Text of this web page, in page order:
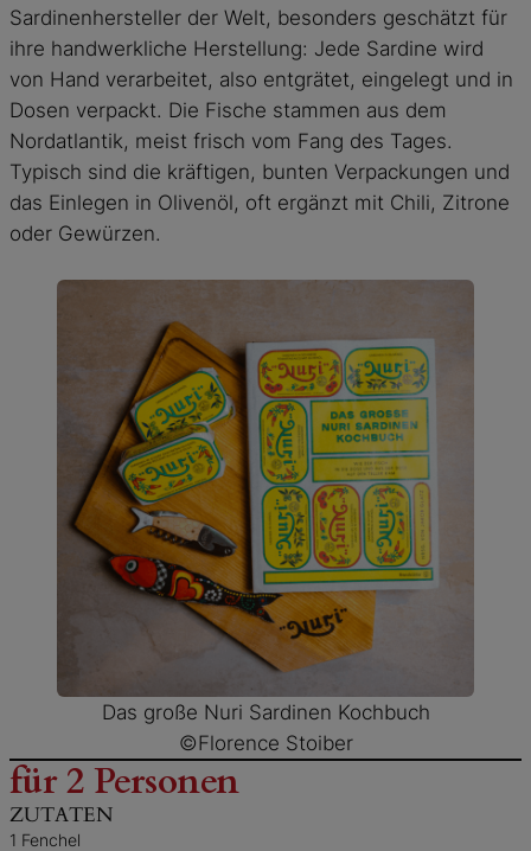
Sardinenhersteller der Welt, besonders geschätzt für
ihre handwerkliche Herstellung: Jede Sardine wird
von Hand verarbeitet, also entgrätet, eingelegt und in
Dosen verpackt. Die Fische stammen aus dem
Nordatlantik, meist frisch vom Fang des Tages.
Typisch sind die kräftigen, bunten Verpackungen und
das Einlegen in Olivenöl, oft ergänzt mit Chili, Zitrone
oder Gewürzen.
Das große Nuri Sardinen Kochbuch
©Florence Stoiber
für2 Personen
ZUTATEN
1 Fenchel